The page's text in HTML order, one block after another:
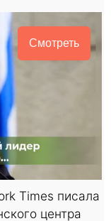
Смотреть
Times писала
центра